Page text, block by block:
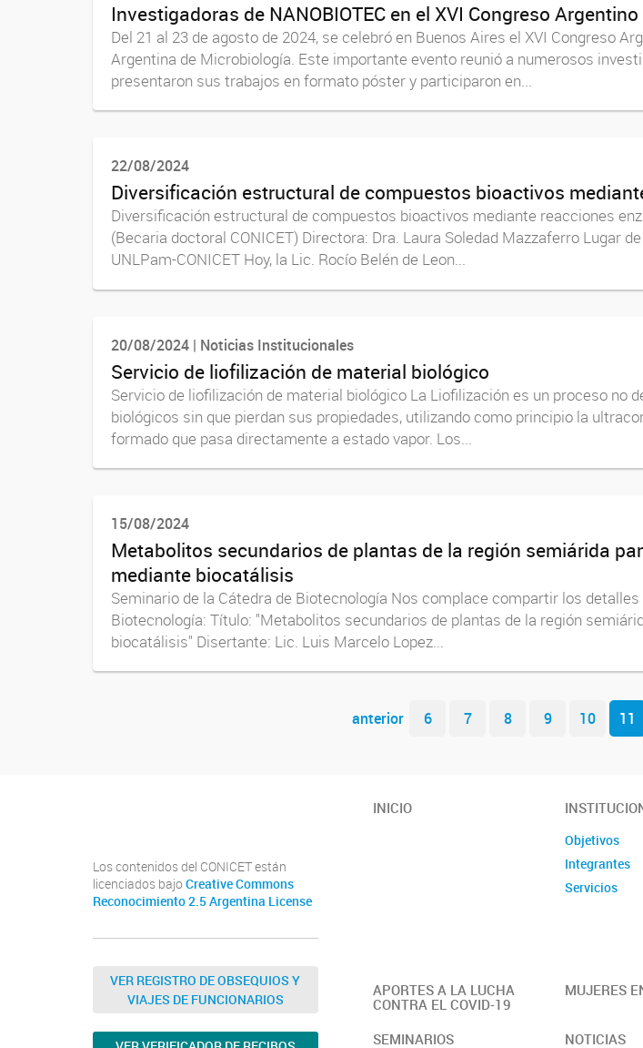
Investigadoras de NANOBIOTEC en el XVI Congreso
Del 21 al 23 de agosto de 2024, se celebró en Buenos Aires el XVI Congreso
Argentina de Microbiología. Este importante evento reunió a numerosos
presentaron sus trabajos en formato póster y participaron en...
22/08/2024
Diversificación estructural de compuestos bioactivos
Diversificación estructural de compuestos bioactivos mediante reacciones
(Becaria doctoral CONICET) Directora: Dra. Laura Soledad Mazzaferro Lugar
UNLPam-CONICET Hoy, la Lic. Rocío Belén de Leon...
20/08/2024 | Noticias Institucionales
Servicio de liofilización de material biológico
Servicio de liofilización de material biológico La Liofilización es un proceso no
biológicos sin que pierdan sus propiedades, utilizando como principio la
formado que pasa directamente a estado vapor. Los...
15/08/2024
Metabolitos secundarios de plantas de la región semiárida
mediante biocatálisis
Seminario de la Cátedra de Biotecnología Nos complace compartir los
Biotecnología: Título: "Metabolitos secundarios de plantas de la región
biocatálisis" Disertante: Lic. Luis Marcelo Lopez...
Navegador de artículos
anterior 6 7 8 9 10 11
Los contenidos del CONICET están
licenciados bajo Creative Commons
Reconocimiento 2.5 Argentina License
VER REGISTRO DE OBSEQUIOS Y
VIAJES DE FUNCIONARIOS
INICIO
Objetivos
Integrantes
Servicios
APORTES A LA LUCHA
CONTRA EL COVID-19
MUJERES
SEMINARIOS
NOTICIAS